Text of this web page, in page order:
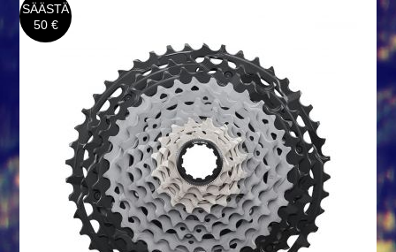
SÄÄSTÄ
50 €